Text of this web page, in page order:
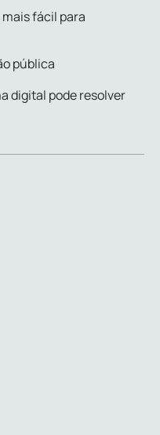
fácil para
pública
digital pode resolver